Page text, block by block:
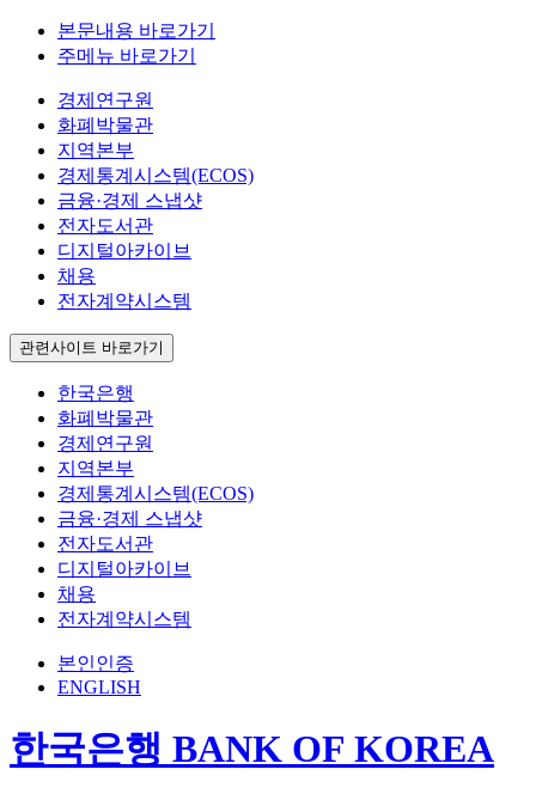
본문내용 바로가기
주메뉴 바로가기
경제연구원
화폐박물관
지역본부
경제통계시스템(ECOS)
금융·경제 스냅샷
전자도서관
디지털아카이브
채용
전자계약시스템
관련사이트 바로가기
한국은행
화폐박물관
경제연구원
지역본부
경제통계시스템(ECOS)
금융·경제 스냅샷
전자도서관
디지털아카이브
채용
전자계약시스템
본인인증
ENGLISH
한국은행 BANK OF KOREA